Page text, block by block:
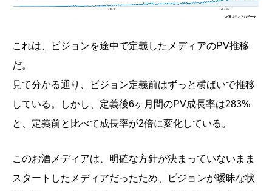
これは、ビジョンを途中で定義したメディアのPV推移
だ。
見て分かる通り、ビジョン定義前はずっと横ばいで推移
している。しかし、定義後6ヶ月間のPV成長率は283%
と、定義前と比べて成長率が2倍に変化している。
このお酒メディアは、明確な方針が決まっていないまま
スタートしたメディアだったため、ビジョンが曖昧な状